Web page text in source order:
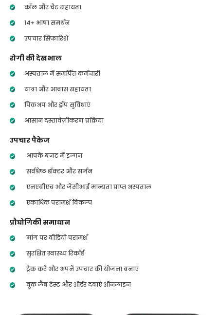
कॉल और चैट सहायता
14+ भाषा समर्थन
उपचार सिफारिशें
रोगी की देखभाल
अस्पताल में समर्पित कर्मचारी
यात्रा और आवास सहायता
पिकअप और ड्रॉप सुविधाएं
आसान दस्तावेज़ीकरण प्रक्रिया
उपचार पैकेज
आपके बजट में इलाज
सर्वश्रेष्ठ डॉक्टर और सर्जन
एनएबीएच और जेसीआई मान्यता प्राप्त अस्पताल
एकाधिक परामर्श विकल्प
प्रौद्योगिकी समाधान
मांग पर वीडियो परामर्श
सुरक्षित स्वास्थ्य रिकॉर्ड
ट्रैक करें और अपने उपचार की योजना बनाएं
बुक लैब टेस्ट और ऑर्डर दवाएं ऑनलाइन